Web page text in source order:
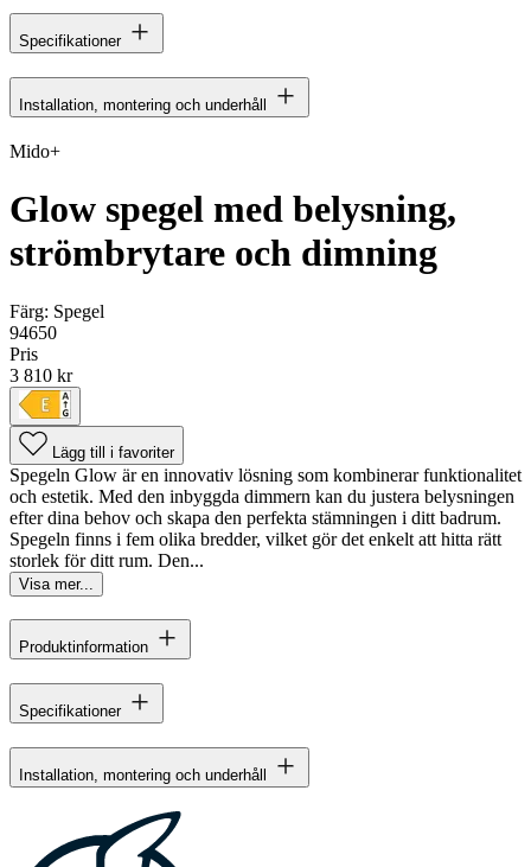
Specifikationer
Installation, montering och underhåll
Mido+
Glow spegel med belysning,
strömbrytare och dimning
Färg: Spegel
94650
Pris
3 810 kr
Lägg till i favoriter
Spegeln Glow är en innovativ lösning som kombinerar funktionalitet
och estetik. Med den inbyggda dimmern kan du justera belysningen
efter dina behov och skapa den perfekta stämningen i ditt badrum.
Spegeln finns i fem olika bredder, vilket gör det enkelt att hitta rätt
storlek för ditt rum. Den...
Visa mer...
Produktinformation
Specifikationer
Installation, montering och underhåll